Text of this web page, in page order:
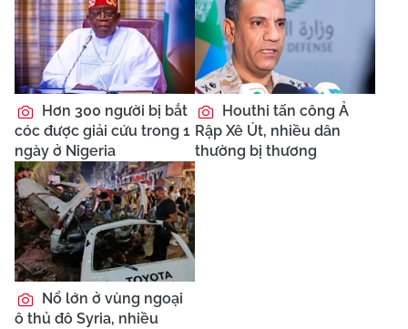
Hơn 300 người bị bắt
cóc được giải cứu trong 1
ngày ở Nigeria
Houthi tấn công Ả
Rập Xê Út, nhiều dân
thường bị thương
Nổ lớn ở vùng ngoại
ô thủ đô Syria, nhiều